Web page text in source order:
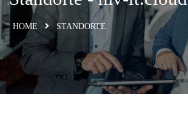
HOME STANDORTE